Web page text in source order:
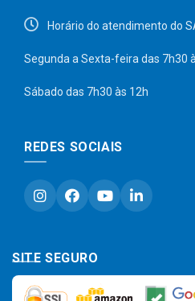
Horário do atendimento do
Segunda a Sexta-feira das 7h30
Sábado das 7h30 às 12h
REDES SOCIAIS
SITE SEGURO